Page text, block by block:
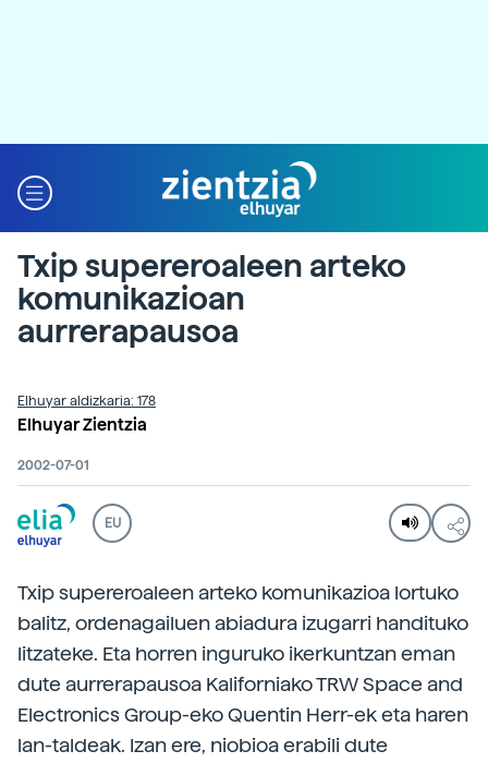
Txip supereroaleen arteko
komunikazioan
aurrerapausoa
Elhuyar aldizkaria: 178
Elhuyar Zientzia
2002-07-01
EU
Txip supereroaleen arteko komunikazioa lortuko
balitz, ordenagailuen abiadura izugarri handituko
litzateke. Eta horren inguruko ikerkuntzan eman
dute aurrerapausoa Kaliforniako TRW Space and
Electronics Group-eko Quentin Herr-ek eta haren
lan-taldeak. Izan ere, niobioa erabili dute